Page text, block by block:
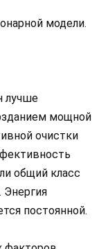
модели.
лучше
мощной
очистки
общий класс
Энергия
постоянной.